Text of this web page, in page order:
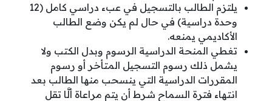
يلتزم الطالب بالتسجيل في عبء دراسي كامل (12
وحدة دراسية) في حال لم يكن وضع الطالب
الأكاديمي يمنعه.
تغطي المنحة الدراسية الرسوم وبدل الكتب ولا
يشمل ذلك رسوم التسجيل المتأخر أو رسوم
المقررات الدراسية التي ينسحب منها الطالب بعد
انتهاء فترة السماح شرط أن يتم مراعاة ألَّا تقل